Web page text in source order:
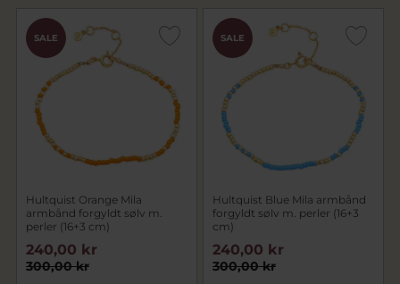
SALE
Hultquist Orange Mila
armbånd forgyldt sølv m.
perler (16+3 cm)
300,00 kr
240,00 kr
SALE
Hultquist Blue Mila armbånd
forgyldt sølv m. perler (16+3
cm)
300,00 kr
240,00 kr